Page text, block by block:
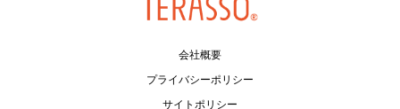
会社概要
プライバシーポリシー
サイトポリシー